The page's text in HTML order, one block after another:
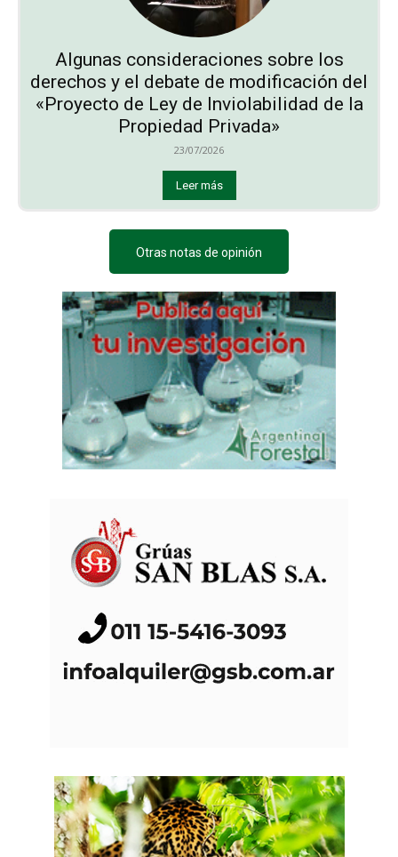
Algunas consideraciones sobre los
derechos y el debate de modificación del
«Proyecto de Ley de Inviolabilidad de la
Propiedad Privada»
23/07/2026
Leer más
Otras notas de opinión